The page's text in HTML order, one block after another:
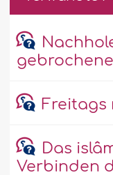
Freitags
Das
Verbinden